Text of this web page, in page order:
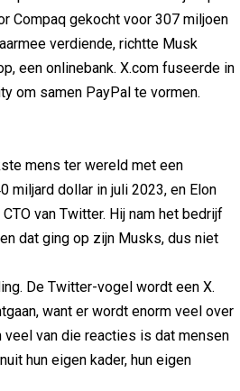
Compaq gekocht voor 307 miljoen
verdiende, richtte Musk
een onlinebank. X.com fuseerde in
om samen PayPal te vormen.
mens ter wereld met een
miljard dollar in juli 2023, en Elon
van Twitter. Hij nam het bedrijf
dat ging op zijn Musks, dus niet
De Twitter-vogel wordt een X.
want er wordt enorm veel over
van die reacties is dat mensen
hun eigen kader, hun eigen